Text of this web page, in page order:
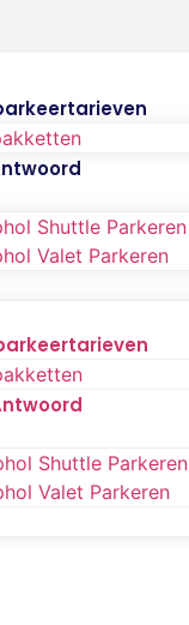
Shuttle Parkeren
Valet Parkeren
Shuttle Parkeren
Valet Parkeren